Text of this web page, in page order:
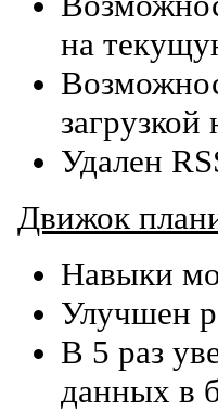
на
загрузкой
Удален
Движок
Навыки
Улучшен
В 5 раз
данных в